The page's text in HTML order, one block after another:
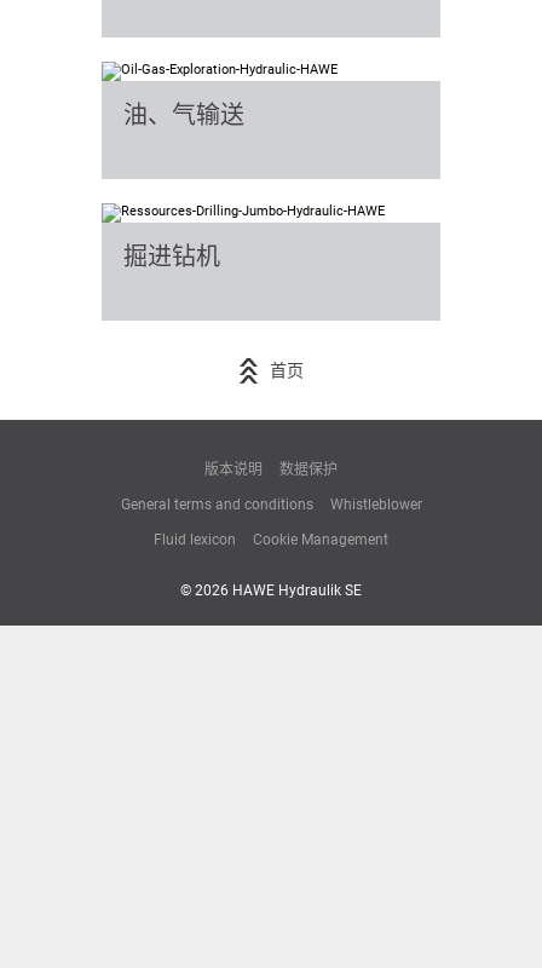
油、气输送
掘进钻机
首页
版本说明 数据保护
General terms and conditions Whistleblower
Fluid lexicon Cookie Management
© 2026 HAWE Hydraulik SE